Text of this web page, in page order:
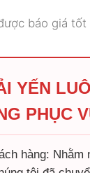
báo giá tốt
YẾN
PHỤC
hàng: Nhằm